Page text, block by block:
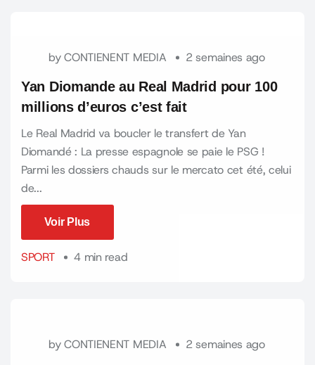
byCONTIENENT MEDIA 2 semaines ago
Yan Diomande au Real Madrid pour 100
millions d’euros c’est fait
Le Real Madrid va boucler le transfert de Yan
Diomandé : La presse espagnole se paie le PSG !
Parmi les dossiers chauds sur le mercato cet été, celui
de...
Voir Plus
SPORT 4 min read
byCONTIENENT MEDIA 2 semaines ago